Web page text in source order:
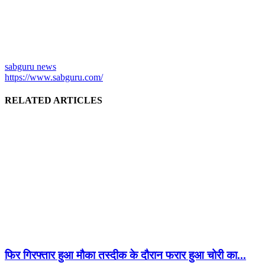
sabguru news
https://www.sabguru.com/
RELATED ARTICLES
फिर गिरफ्तार हुआ मौका तस्दीक के दौरान फरार हुआ चोरी का...